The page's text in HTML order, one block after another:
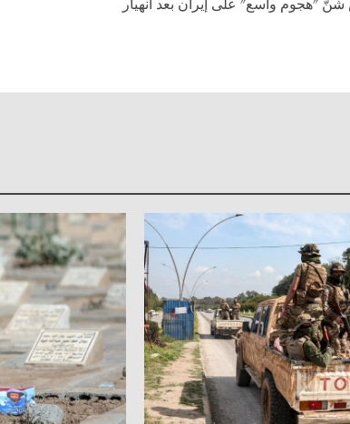
أن الولايات المتحدة تدرس شنّ "هجوم واسع" على إيران بعد انهيار